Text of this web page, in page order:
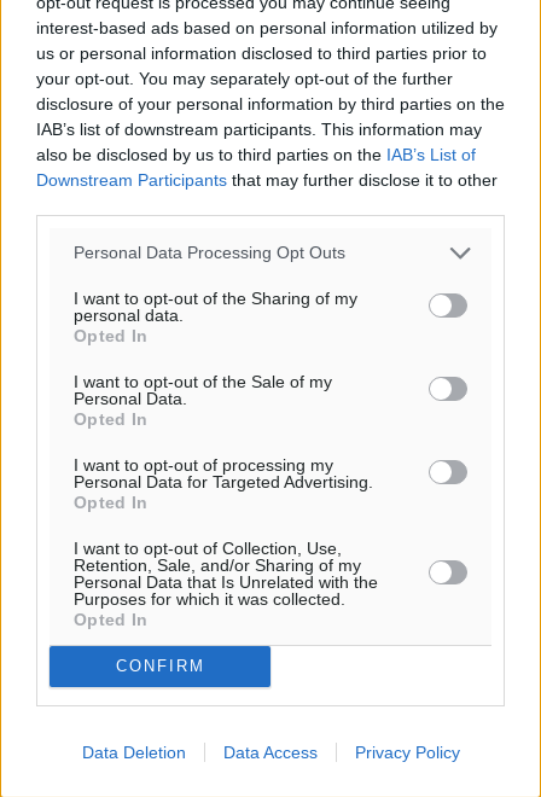
interest-based ads based on personal information utilized by
us or personal information disclosed to third parties prior to
your opt-out. You may separately opt-out of the further
disclosure of your personal information by third parties on the
IAB’s list of downstream participants. This information may
also be disclosed by us to third parties on the IAB’s List of
Downstream Participants that may further disclose it to other
Personal Data Processing Opt Outs
I want to opt-out of the Sharing of my
personal data.
Opted In
I want to opt-out of the Sale of my
Personal Data.
Opted In
I want to opt-out of processing my
Personal Data for Targeted Advertising.
Opted In
I want to opt-out of Collection, Use,
Retention, Sale, and/or Sharing of my
Personal Data that Is Unrelated with the
Purposes for which it was collected.
Opted In
CONFIRM
Data Deletion Data Access Privacy Policy
Ροή ειδήσεων
Καιρός «hot – dry – windy» τις επόμενες 48 ώρες στη
χώρα